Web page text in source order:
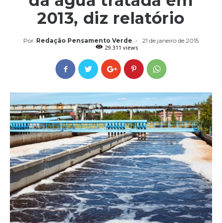
2013, diz relatório
Por Redação Pensamento Verde -
21 de janeiro de 2015
29.311 views